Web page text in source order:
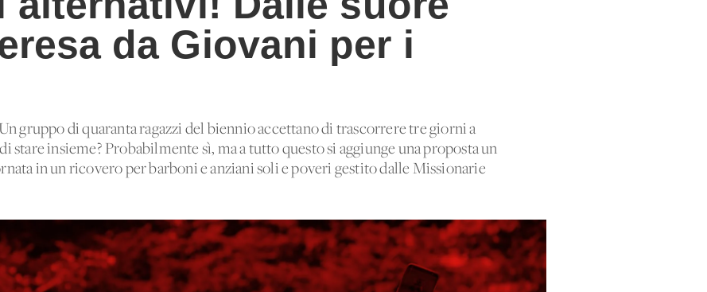
da Giovani per i
gruppo di quaranta ragazzi del biennio accettano di trascorrere tre giorni a
stare insieme? Probabilmente sì, ma a tutto questo si aggiunge una proposta un
in un ricovero per barboni e anziani soli e poveri gestito dalle Missionarie